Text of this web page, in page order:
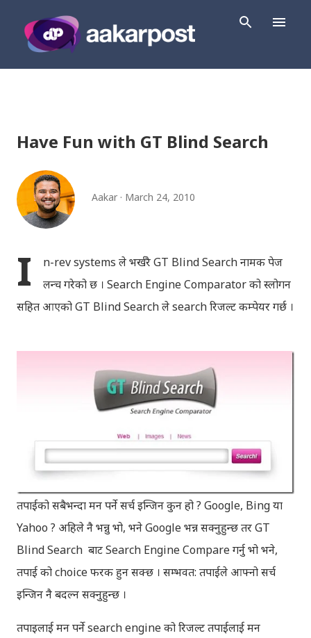
Have Fun with GT Blind Search
Aakar March 24, 2010
I
n-rev systems ले भर्खरै GT Blind Search नामक पेज
लन्च गरेको छ । Search Engine Comparator को स्लोगन
सहित आएको GT Blind Search ले search रिजल्ट कम्पेयर गर्छ ।
तपाईको सबैभन्दा मन पर्ने सर्च इन्जिन कुन हो ? Google, Bing या
Yahoo ? अहिले नै भन्नु भो, भने Google भन्न सक्नुहुन्छ तर GT
Blind Search बाट Search Engine Compare गर्नु भो भने,
तपाई को choice फरक हुन सक्छ । सम्भवत: तपाईले आफ्नो सर्च
इन्जिन नै बदल्न सक्नुहुन्छ ।
तपाइलाई मन पर्ने search engine को रिजल्ट तपाईलाई मन